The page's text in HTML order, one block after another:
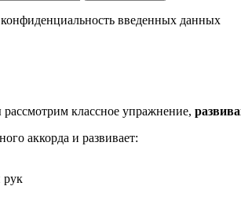
классное упражнение,
аккорда и развивает:
рук
введенных данных